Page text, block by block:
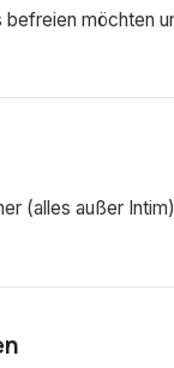
möchten
(alles außer Intim)